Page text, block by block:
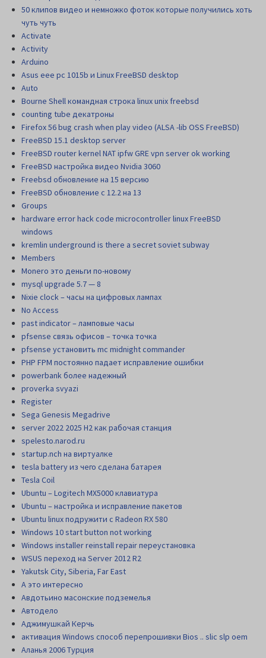
50 клипов видео и немножко фоток которые получились хоть
чуть чуть
Activate
Activity
Arduino
Asus eee pc 1015b и Linux FreeBSD desktop
Auto
Bourne Shell командная строка linux unix freebsd
counting tube декатроны
Firefox 56 bug crash when play video (ALSA -lib OSS FreeBSD)
FreeBSD 15.1 desktop server
FreeBSD router kernel NAT ipfw GRE vpn server ok working
FreeBSD настройка видео Nvidia 3060
Freebsd обновление на 15 версию
FreeBSD обновление с 12.2 на 13
Groups
hardware error hack code microcontroller linux FreeBSD
windows
kremlin underground is there a secret soviet subway
Members
Monero это деньги по-новому
mysql upgrade 5.7 — 8
Nixie clock – часы на цифровых лампах
No Access
past indicator – ламповые часы
pfsense связь офисов – точка точка
pfsense установить mc midnight commander
PHP FPM постоянно падает исправление ошибки
powerbank более надежный
proverka svyazi
Register
Sega Genesis Megadrive
server 2022 2025 H2 как рабочая станция
spelesto.narod.ru
startup.nch на виртуалке
tesla battery из чего сделана батарея
Tesla Coil
Ubuntu – Logitech MX5000 клавиатура
Ubuntu – настройка и исправление пакетов
Ubuntu linux подружити с Radeon RX 580
Windows 10 start button not working
Windows installer reinstall repair переустановка
WSUS переход на Server 2012 R2
Yakutsk City, Siberia, Far East
А это интересно
Авдотьино масонские подземелья
Автодело
Аджимушкай Керчь
активация Windows способ перепрошивки Bios .. slic slp oem
Аланья 2006 Турция